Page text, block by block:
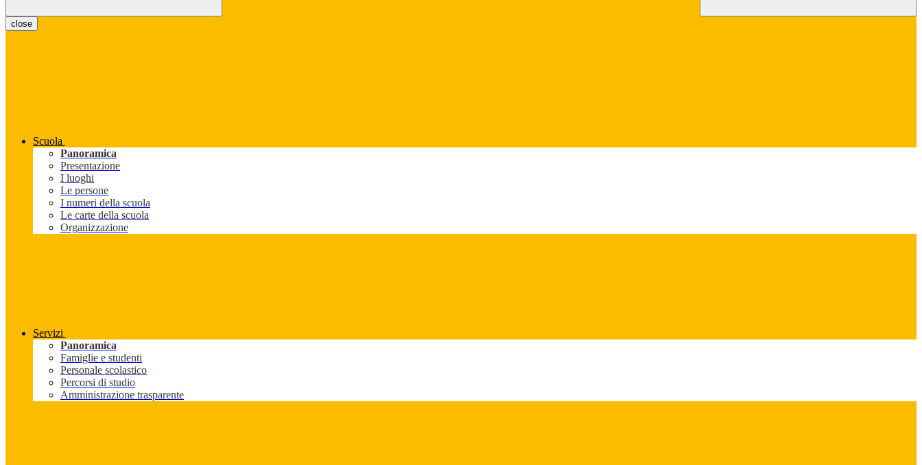
close
Scuola
Panoramica
Presentazione
I luoghi
Le persone
I numeri della scuola
Le carte della scuola
Organizzazione
Servizi
Panoramica
Famiglie e studenti
Personale scolastico
Percorsi di studio
Amministrazione trasparente